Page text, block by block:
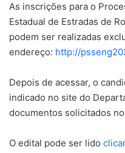
As inscrições para o
Estadual de Estradas de
podem ser realizadas
endereço: http://
Depois de acessar, o
indicado no site do
documentos solicitados
O edital pode ser lido